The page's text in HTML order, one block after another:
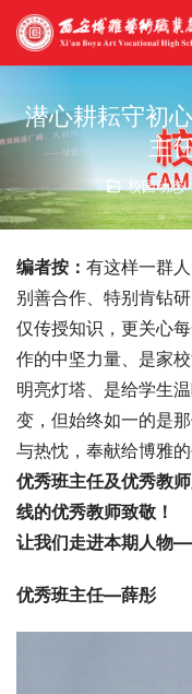
潜心耕耘守初
主
校园动态
编者按： 有这样一群
别善合作、特别肯钻
仅传授知识，更关心
作的中坚力量、是家
明亮灯塔、是给学生
变，但始终如一的是
与热忱，奉献给博雅的
优秀班主任及优秀教
线的优秀教师致敬！
让我们走进本期人物
优秀班主任—薛彤